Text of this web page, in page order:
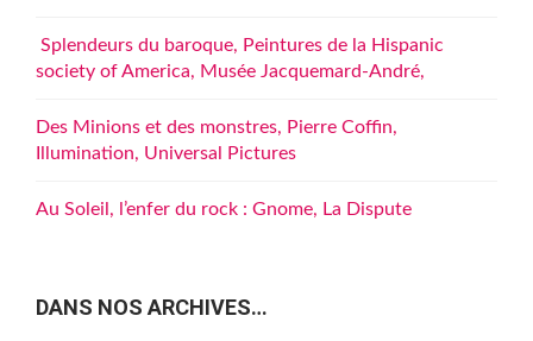
Splendeurs du baroque, Peintures de la Hispanic
society of America, Musée Jacquemard-André,
Des Minions et des monstres, Pierre Coffin,
Illumination, Universal Pictures
Au Soleil, l’enfer du rock : Gnome, La Dispute
DANS NOS ARCHIVES…